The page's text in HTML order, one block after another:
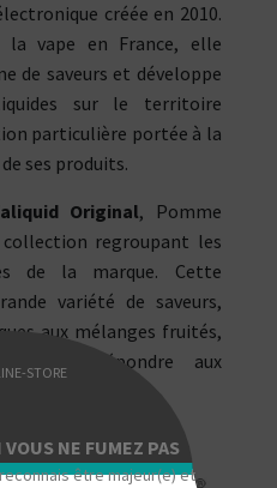
créée en 2010.
la vape en France, elle
de saveurs et développe
sur le territoire
particulière portée à la
ses produits.
Original, Pomme
regroupant les
de la marque. Cette
variété de saveurs,
aux mélanges fruités,
de répondre aux
de vapoteurs.
NE FUMEZ PAS
être majeur(e) et